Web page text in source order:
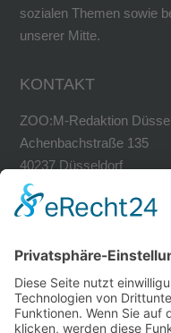
sozialen Themen sowie
unserer Mitte.
KONTAKT
ZOO:M-Redaktion
Achenbachstraße 135
40237 Düsseldorf
Tel. 0211-30200741
Fax 0211-30200749
RECHTLICHES
Impressum